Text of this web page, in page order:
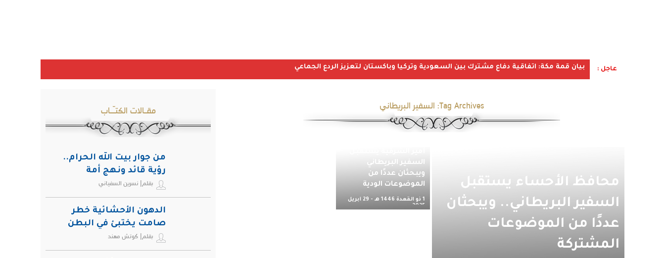
عاجل : بيان قمة مكة: اتفاقية دفاع مشترك بين السعودية وتركيا وباكستان لتعزيز الردع الجماعي
Tag Archives: السفير البريطاني
محافظ الأحساء يستقبل
السفير البريطاني.. ويبحثان
عددًا من الموضوعات
المشتركة
السفير البريطاني
ويبحثان عددًا من
الموضوعات الودية
1 ذو القعدة 1446 هـ - 29 أبريل
2025 م
مقـالات الكتـّـاب
من جوار بيت الله الحرام..
رؤية قائد ونهج أمة
بقلم| نسرين السفياني
الدهون الأحشائية خطر
صامت يختبئ في البطن
ويهدد صحة الإنسان
بقلم| كوتش مهند